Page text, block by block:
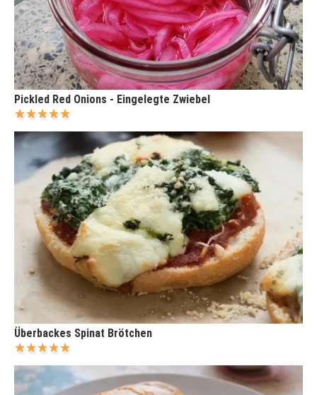
Pickled Red Onions - Eingelegte Zwiebel
Überbackes Spinat Brötchen